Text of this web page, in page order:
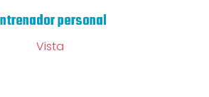
personal
Vista